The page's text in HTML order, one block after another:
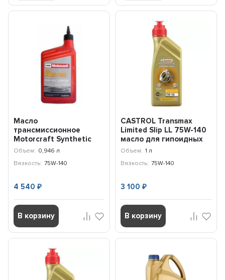
Масло
трансмиссионное
Motorcraft Synthetic
Rear Axle Lubricant
Объем: 0,946 л
Вязкость: 75W-140
4 540₽
В корзину
CASTROL Transmax
Limited Slip LL 75W-140
масло для гипоидных
передач (1л) 15D998
Объем: 1 л
Вязкость: 75W-140
3 100 ₽
В корзину